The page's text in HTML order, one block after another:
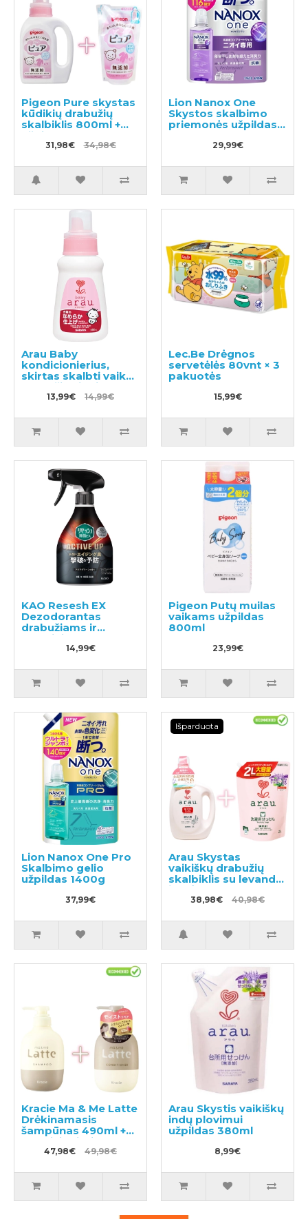
Pigeon Pure skystas
kūdikių drabužių
skalbiklis 800ml +
užpildas 720ml
31,98€ 34,98€
Lion Nanox One
Skystos skalbimo
priemonės užpildas
29,99€
Arau Baby
kondicionierius,
skirtas skalbti vaikų
drabužius ir kitus
skalbinius 480ml
13,99€ 14,99€
Lec.Be Drėgnos
servetėlės 80vnt × 3
pakuotės
15,99€
KAO Resesh EX
Dezodorantas
drabužiams ir
skalbiniams 350ml
14,99€
Pigeon Putų muilas
vaikams užpildas
800ml
23,99€
Lion Nanox One Pro
Skalbimo gelio
užpildas 1400g
37,99€
Išparduota
Arau Skystas
vaikiškų drabužių
skalbiklis su levandų
ir mėtų ekstraktu
1200ml + papildymas
38,98€ 40,98€
Kracie Ma & Me Latte
Drėkinamasis
šampūnas 490ml +
kondicionierius 490g
47,98€ 49,98€
Arau Skystis vaikiškų
indų plovimui
užpildas 380ml
8,99€